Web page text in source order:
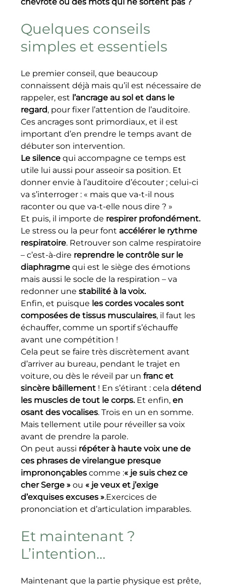
Quelques conseils
simples et essentiels
Le premier conseil, que beaucoup
connaissent déjà mais qu’il est nécessaire de
rappeler, est l’ancrage au sol et dans le
regard, pour fixer l’attention de l’auditoire.
Ces ancrages sont primordiaux, et il est
important d’en prendre le temps avant de
débuter son intervention.
Le silence qui accompagne ce temps est
utile lui aussi pour asseoir sa position. Et
donner envie à l’auditoire d’écouter ; celui-ci
va s’interroger : « mais que va-t-il nous
raconter ou que va-t-elle nous dire ? »
Et puis, il importe de respirer profondément.
Le stress ou la peur font accélérer le rythme
respiratoire. Retrouver son calme respiratoire
– c’est-à-dire reprendre le contrôle sur le
diaphragme qui est le siège des émotions
mais aussi le socle de la respiration – va
redonner une stabilité à la voix.
Enfin, et puisque les cordes vocales sont
composées de tissus musculaires, il faut les
échauffer, comme un sportif s’échauffe
avant une compétition !
Cela peut se faire très discrètement avant
d’arriver au bureau, pendant le trajet en
voiture, ou dès le réveil par un franc et
sincère bâillement ! En s’étirant : cela détend
les muscles de tout le corps. Et enfin, en
osant des vocalises. Trois en un en somme.
Mais tellement utile pour réveiller sa voix
avant de prendre la parole.
On peut aussi répéter à haute voix une de
ces phrases de virelangue presque
imprononçables comme :« je suis chez ce
cher Serge » ou « je veux et j’exige
d’exquises excuses ».Exercices de
prononciation et d’articulation imparables.
Et maintenant ?
L’intention…
Maintenant que la partie physique est prête,